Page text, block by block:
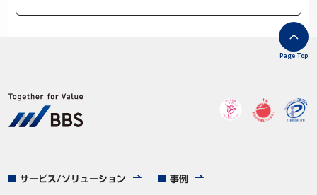
サービス/ソリューション 事例
Page Top